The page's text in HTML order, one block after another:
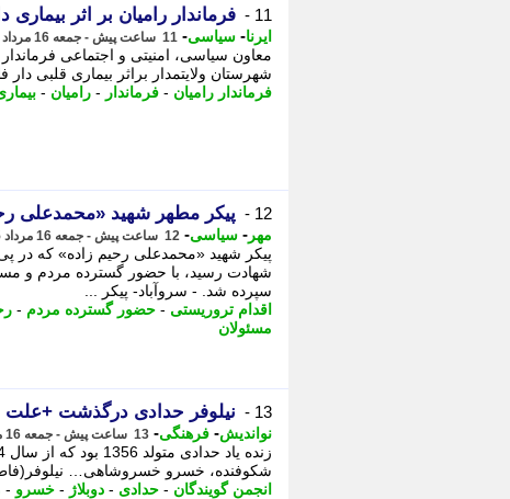
11 - فرماندار رامیان بر اثر
ایرنا- سیاسی- 11 ساعت پیش - جمعه 16 مرداد 1405، 11:15
معاون سیاسی، امنیتی و اجتماعی
شهرستان ولایتمدار براثر بیماری قلبی
فرماندار رامیان - فرماندار - رامیان -
12 - پیکر مطهر شهید «محمدعلی
مهر - سیاسی- 12 ساعت پیش - جمعه 16 مرداد 1405، 09:20
پیکر شهید «محمدعلی رحیم زاده» که در
شهادت رسید، با حضور گسترده مردم و
سپرده شد. - سروآباد- پیکر ...
اقدام تروریستی - حضور گسترده مردم -
مسئولان
13 - نیلوفر حدادی درگذشت +علت
نواندیش- فرهنگی- 13 ساعت پیش - جمعه 16 مرداد 1405، 09:16
شکوفنده، خسرو خسروشاهی… نیلوفر(فاطمه)
انجمن گویندگان - حدادی - دوبلاژ - خسرو -